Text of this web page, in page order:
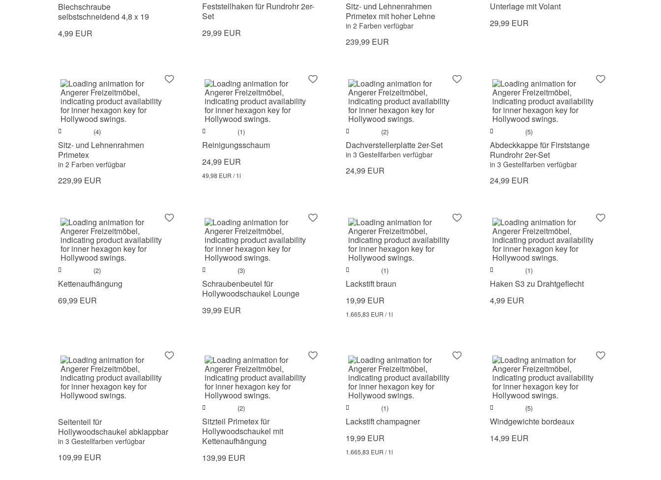
Blechschraube
selbstschneidend 4,8 x 19
4,99 EUR
Feststellhaken für Rundrohr 2er-
Set
29,99 EUR
Sitz- und Lehnenrahmen
Primetex mit hoher Lehne
in 2 Farben verfügbar
239,99 EUR
Unterlage mit Volant
29,99 EUR
(4)
Sitz- und Lehnenrahmen
Primetex
in 2 Farben verfügbar
229,99 EUR
(1)
Reinigungsschaum
24,99 EUR
49,98 EUR / 1l
(2)
Dachverstellerplatte 2er-Set
in 3 Gestellfarben verfügbar
24,99 EUR
(5)
Abdeckkappe für Firststange
Rundrohr 2er-Set
in 3 Gestellfarben verfügbar
24,99 EUR
(2)
Kettenaufhängung
69,99 EUR
(3)
Schraubenbeutel für
Hollywoodschaukel Lounge
39,99 EUR
(1)
Lackstift braun
19,99 EUR
1.665,83 EUR / 1l
(1)
Haken S3 zu Drahtgeflecht
4,99 EUR
Seitenteil für
Hollywoodschaukel abklappbar
in 3 Gestellfarben verfügbar
109,99 EUR
(2)
Sitzteil Primetex für
Hollywoodschaukel mit
Kettenaufhängung
139,99 EUR
(1)
Lackstift champagner
19,99 EUR
1.665,83 EUR / 1l
(5)
Windgewichte bordeaux
14,99 EUR